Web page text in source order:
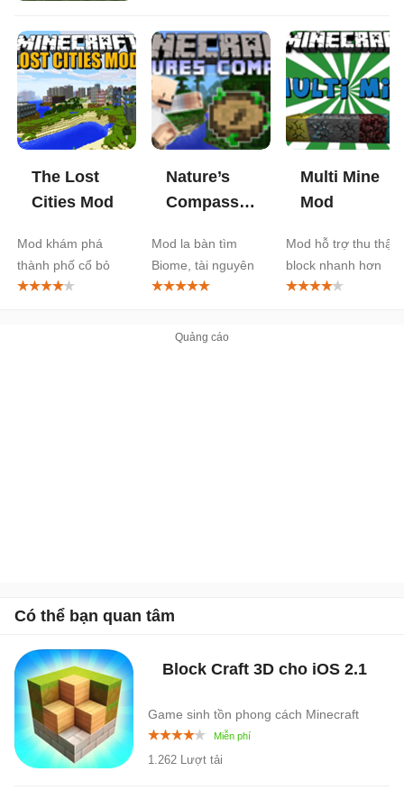
The Lost
Cities Mod
Mod khám phá
thành phố cổ bỏ
hoang
Nature’s
Compass
Mod la bàn tìm
Biome, tài nguyên
Multi Mine
Mod
Mod hỗ trợ thu thập
block nhanh hơn
Có thể bạn quan tâm
Block Craft 3D cho iOS 2.1
Game sinh tồn phong cách Minecraft
1.262 Lượt tải